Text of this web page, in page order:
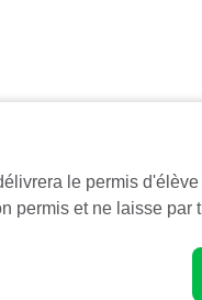
le permis
permis et ne laisse par